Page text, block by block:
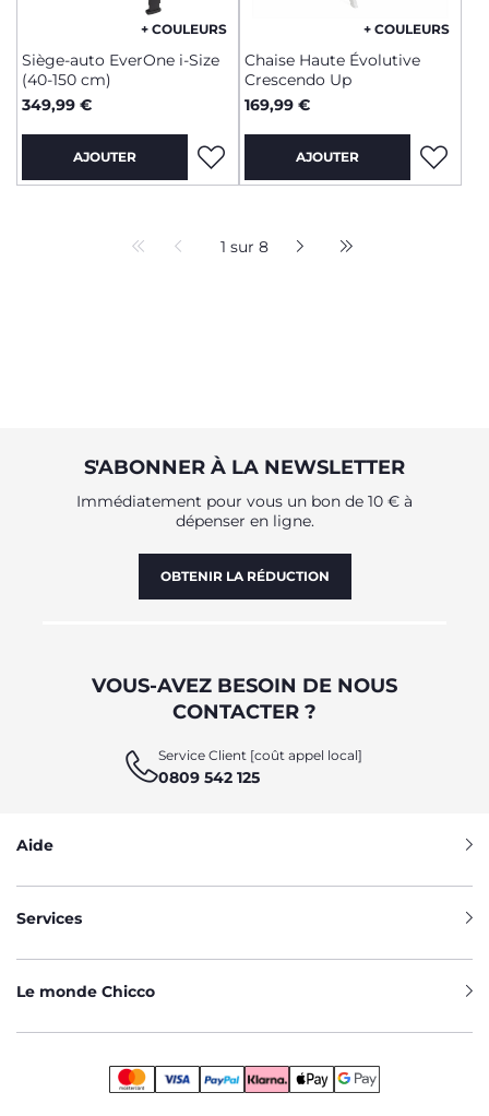
+ COULEURS
Siège-auto EverOne i-Size
(40-150 cm)
349,99 €
AJOUTER
+ COULEURS
Chaise Haute Évolutive
Crescendo Up
169,99 €
AJOUTER
1 sur 8
S'ABONNER À LA NEWSLETTER
Immédiatement pour vous un bon de 10 € à
dépenser en ligne.
OBTENIR LA RÉDUCTION
VOUS-AVEZ BESOIN DE NOUS
CONTACTER ?
Service Client [coût appel local]
0809 542 125
Aide
Services
Le monde Chicco